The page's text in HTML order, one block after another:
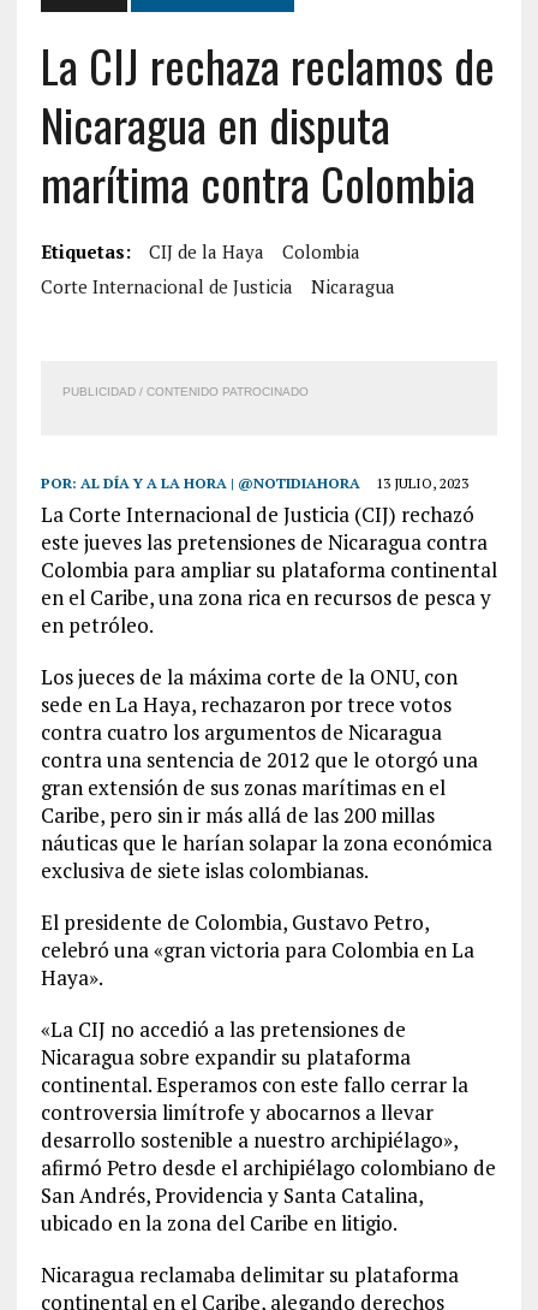
La CIJ rechaza reclamos de
Nicaragua en disputa
marítima contra Colombia
Etiquetas: CIJ de la Haya
Colombia
Corte Internacional de Justicia
Nicaragua
PUBLICIDAD / CONTENIDO PATROCINADO
POR: AL DÍA Y A LA HORA | @NOTIDIAHORA 13 JULIO, 2023
La Corte Internacional de Justicia (CIJ) rechazó
este jueves las pretensiones de Nicaragua contra
Colombia para ampliar su plataforma continental
en el Caribe, una zona rica en recursos de pesca y
en petróleo.
Los jueces de la máxima corte de la ONU, con
sede en La Haya, rechazaron por trece votos
contra cuatro los argumentos de Nicaragua
contra una sentencia de 2012 que le otorgó una
gran extensión de sus zonas marítimas en el
Caribe, pero sin ir más allá de las 200 millas
náuticas que le harían solapar la zona económica
exclusiva de siete islas colombianas.
El presidente de Colombia, Gustavo Petro,
celebró una «gran victoria para Colombia en La
Haya».
«La CIJ no accedió a las pretensiones de
Nicaragua sobre expandir su plataforma
continental. Esperamos con este fallo cerrar la
controversia limítrofe y abocarnos a llevar
desarrollo sostenible a nuestro archipiélago»,
afirmó Petro desde el archipiélago colombiano de
San Andrés, Providencia y Santa Catalina,
ubicado en la zona del Caribe en litigio.
Nicaragua reclamaba delimitar su plataforma
continental en el Caribe, alegando derechos